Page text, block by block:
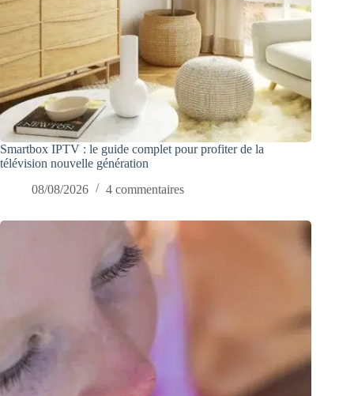
Smartbox IPTV : le guide complet pour profiter de la
télévision nouvelle génération
08/08/2026
4 commentaires